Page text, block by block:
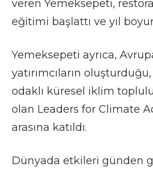
veren Yemeksepeti,
eğitimi başlattı ve yıl
Yemeksepeti ayrıca,
yatırımcıların
odaklı küresel iklim
olan Leaders for Climate
arasına katıldı.
Dünyada etkileri günden